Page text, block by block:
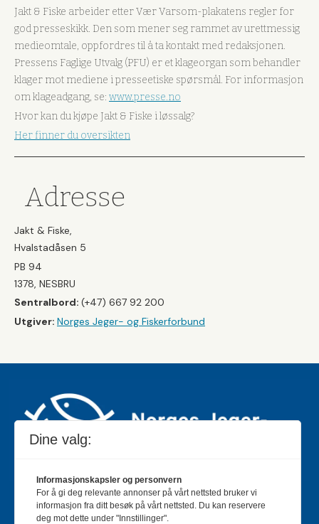
Jakt & Fiske arbeider etter Vær Varsom-plakatens regler for
god presseskikk. Den som mener seg rammet av urettmessig
medieomtale, oppfordres til å ta kontakt med redaksjonen.
Pressens Faglige Utvalg (PFU) er et klageorgan som behandler
klager mot mediene i presseetiske spørsmål. For informasjon
om klageadgang, se: www.presse.no
Hvor kan du kjøpe Jakt & Fiske i løssalg?
Her finner du oversikten
Adresse
Jakt & Fiske,
Hvalstadåsen 5
PB 94
1378, NESBRU
Sentralbord: (+47) 667 92 200
Utgiver: Norges Jeger- og Fiskerforbund
Jakt & Fiske er landets største og eldste magasin for
jakt- og fiskeinteresserte med 195 000 månedlige
Dine valg:
Informasjonskapsler og personvern
For å gi deg relevante annonser på vårt nettsted bruker vi
informasjon fra ditt besøk på vårt nettsted. Du kan reservere
deg mot dette under "Innstillinger".